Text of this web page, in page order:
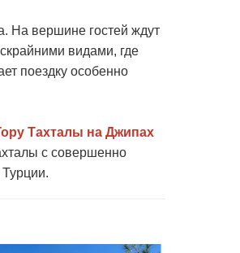
На вершине гостей ждут
видами, где
поездку особенно
Тахталы на Джипах
с совершенно